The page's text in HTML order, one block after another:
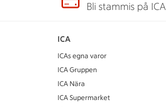
Bli stammis på ICA
ICA
ICAs egna varor
ICA Gruppen
ICA Nära
ICA Supermarket